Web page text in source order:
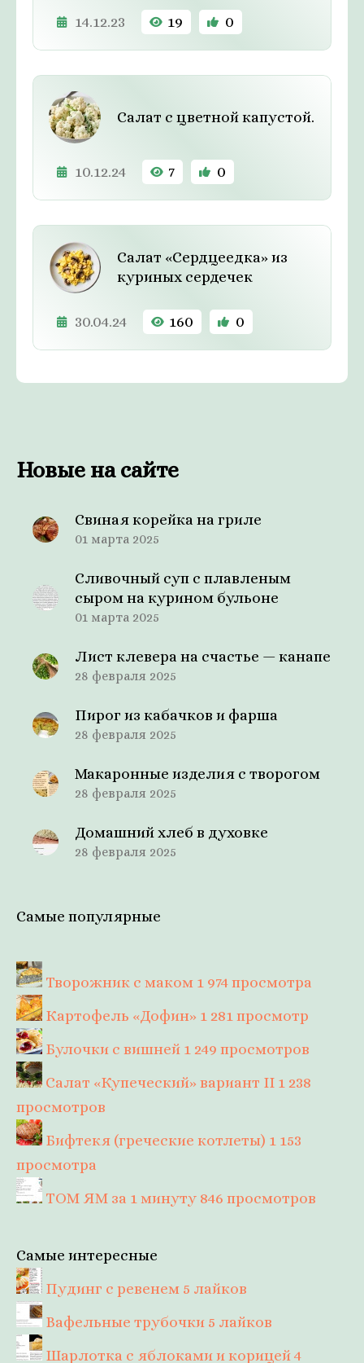
14.12.23 19 0
Салат с цветной капустой.
10.12.24 7 0
Салат «Сердцеедка» из
куриных сердечек
30.04.24 160 0
Новые на сайте
Свиная корейка на гриле
01 марта 2025
Сливочный суп с плавленым
сыром на курином бульоне
01 марта 2025
Лист клевера на счастье — канапе
28 февраля 2025
Пирог из кабачков и фарша
28 февраля 2025
Макаронные изделия с творогом
28 февраля 2025
Домашний хлеб в духовке
28 февраля 2025
Самые популярные
Творожник с маком 1 974 просмотра
Картофель «Дофин» 1 281 просмотр
Булочки с вишней 1 249 просмотров
Салат «Купеческий» вариант II 1 238
просмотров
Бифтекя (греческие котлеты) 1 153
просмотра
ТОМ ЯМ за 1 минуту 846 просмотров
Самые интересные
Пудинг с ревенем 5 лайков
Вафельные трубочки 5 лайков
Шарлотка с яблоками и корицей4